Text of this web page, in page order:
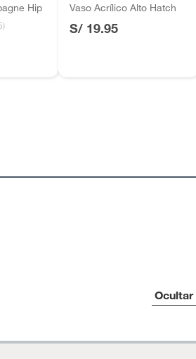
Hip Vaso Acrílico Alto Hatch
S/ 19.95